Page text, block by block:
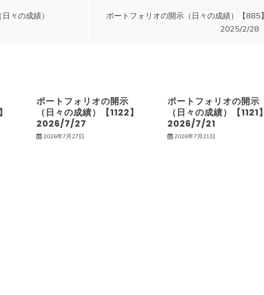
々の成績）
ポートフォリオの開示（日々の成績）【885】
2025/2/28
ポートフォリオの開示
（日々の成績）【1122】
2026/7/27
2026年7月27日
ポートフォリオの開示
（日々の成績）【1121】
2026/7/21
2026年7月21日